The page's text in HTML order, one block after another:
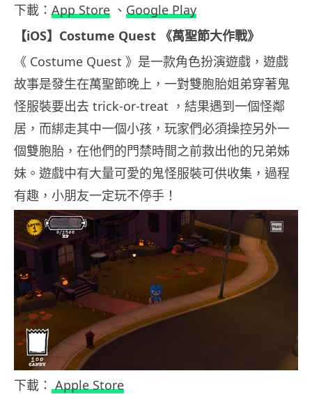
下載： App Store 、 Google Play
【iOS】 Costume Quest 《萬聖節大作戰》
《 Costume Quest 》是一款角色扮演遊戲，遊戲
故事是發生在萬聖節晚上，一對雙胞胎姐弟穿著鬼
怪服裝要出去 trick-or-treat ，結果遇到一個怪鄰
居，而綁走其中一個小孩，玩家們必須操控另外一
個雙胞胎，在他們的門禁時間之前救出他的兄弟姊
妹。遊戲中有大量可愛的鬼怪服裝可供收集，過程
有趣，小朋友一定玩不停手！
下載： Apple Store